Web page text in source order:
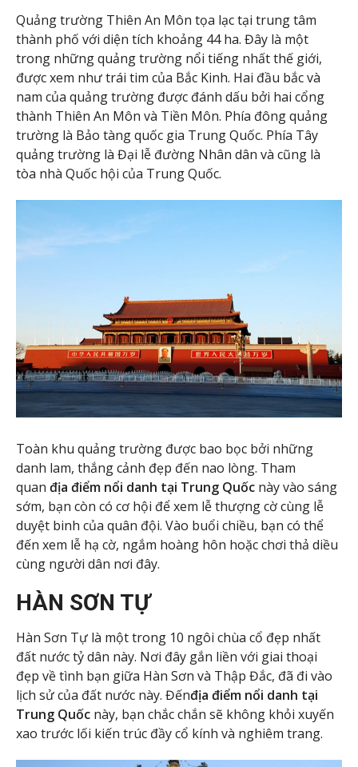
Quảng trường Thiên An Môn tọa lạc tại trung tâm
thành phố với diện tích khoảng 44 ha. Đây là một
trong những quảng trường nổi tiếng nhất thế giới,
được xem như trái tim của Bắc Kinh. Hai đầu bắc và
nam của quảng trường được đánh dấu bởi hai cổng
thành Thiên An Môn và Tiền Môn. Phía đông quảng
trường là Bảo tàng quốc gia Trung Quốc. Phía Tây
quảng trường là Đại lễ đường Nhân dân và cũng là
tòa nhà Quốc hội của Trung Quốc.
Toàn khu quảng trường được bao bọc bởi những
danh lam, thắng cảnh đẹp đến nao lòng. Tham
quan địa điểm nổi danh tại Trung Quốc này vào sáng
sớm, bạn còn có cơ hội để xem lễ thượng cờ cùng lễ
duyệt binh của quân đội. Vào buổi chiều, bạn có thể
đến xem lễ hạ cờ, ngắm hoàng hôn hoặc chơi thả diều
cùng người dân nơi đây.
HÀN SƠN TỰ
Hàn Sơn Tự là một trong 10 ngôi chùa cổ đẹp nhất
đất nước tỷ dân này. Nơi đây gắn liền với giai thoại
đẹp về tình bạn giữa Hàn Sơn và Thập Đắc, đã đi vào
lịch sử của đất nước này. Đếnđịa điểm nổi danh tại
Trung Quốc này, bạn chắc chắn sẽ không khỏi xuyến
xao trước lối kiến trúc đầy cổ kính và nghiêm trang.